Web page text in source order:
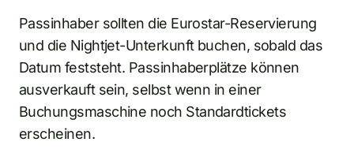
Passinhaber sollten die Eurostar-Reservierung
und die Nightjet-Unterkunft buchen, sobald das
Datum feststeht. Passinhaberplätze können
ausverkauft sein, selbst wenn in einer
Buchungsmaschine noch Standardtickets
erscheinen.